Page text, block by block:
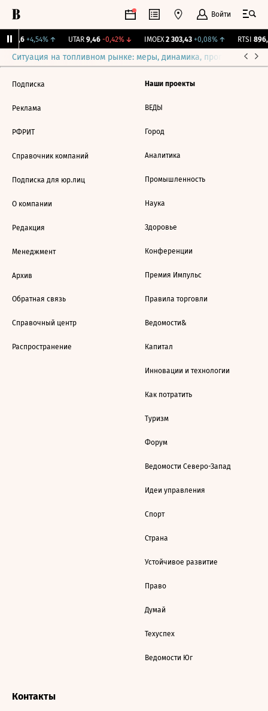
Войти
57,6 +4,54%↑ UTAR 9,46 -0,42%↓ IMOEX 2 303,43 +0,08%↑ RTSI
Ситуация на топливном рынке: меры, динамика, прогнозы
Подписка
Реклама
РФРИТ
Справочник компаний
Подписка для юр.лиц
О компании
Редакция
Менеджмент
Архив
Обратная связь
Справочный центр
Распространение
Наши проекты
ВЕДЫ
Город
Аналитика
Промышленность
Наука
Здоровье
Конференции
Премия Импульс
Правила торговли
Ведомости&
Капитал
Инновации и технологии
Как потратить
Туризм
Форум
Ведомости Северо-Запад
Идеи управления
Спорт
Страна
Устойчивое развитие
Право
Думай
Техуспех
Ведомости Юг
Контакты